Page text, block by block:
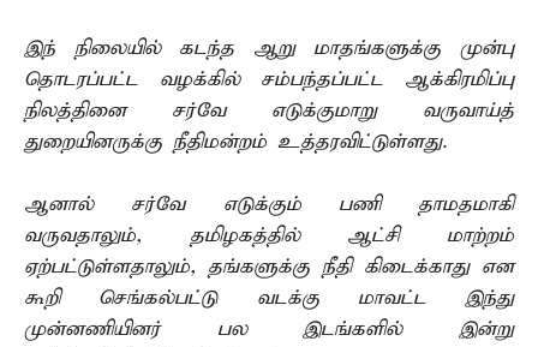
இந் நிலையில் கடந்த ஆறு மாதங்களுக்கு முன்பு
தொடரப்பட்ட வழக்கில் சம்பந்தப்பட்ட ஆக்கிரமிப்பு
நிலத்தினை சர்வே எடுக்குமாறு வருவாய்த்
துறையினருக்கு நீதிமன்றம் உத்தரவிட்டுள்ளது.
ஆனால் சர்வே எடுக்கும் பணி தாமதமாகி
வருவதாலும், தமிழகத்தில் ஆட்சி மாற்றம்
ஏற்பட்டுள்ளதாலும், தங்களுக்கு நீதி கிடைக்காது என
கூறி செங்கல்பட்டு வடக்கு மாவட்ட இந்து
முன்னணியினர் பல இடங்களில் இன்று